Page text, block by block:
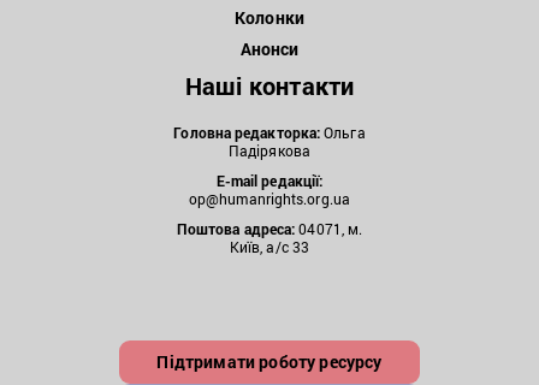
Колонки
Анонси
Наші контакти
Головна редакторка:Ольга
Падірякова
E-mail редакції:
op@humanrights.org.ua
Поштова адреса:04071, м.
Київ, а/с 33
Підтримати роботу ресурсу